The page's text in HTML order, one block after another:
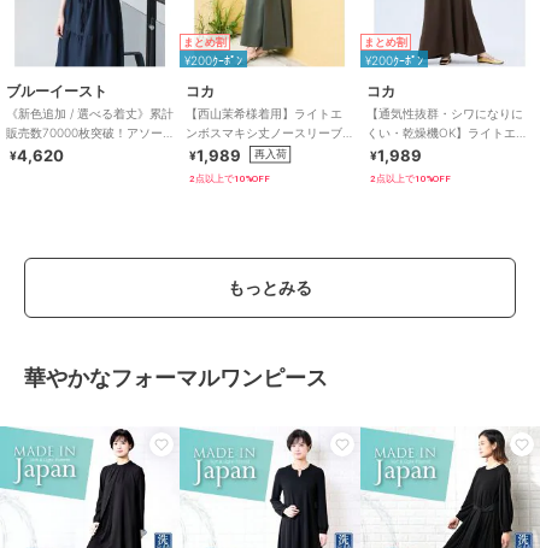
ブルーイースト
《新色追加 / 選べる着丈》累計
販売数70000枚突破！アソー
ト柄ワンピース
¥4,620
まとめ割
¥200ｸｰﾎﾟﾝ
コカ
【西山茉希様着用】ライトエ
ンボスマキシ丈ノースリーブ
ワンピース 全4色 / シワになり
にくい・速乾
¥1,989 再入荷
2点以上で10%OFF
まとめ割
¥200ｸｰﾎﾟﾝ
コカ
【通気性抜群・シワになりに
くい・乾燥機OK】ライトエン
ボスマキシロールアップワン
ピース 全3色
¥1,989
2点以上で10%OFF
もっとみる
華やかなフォーマルワンピース